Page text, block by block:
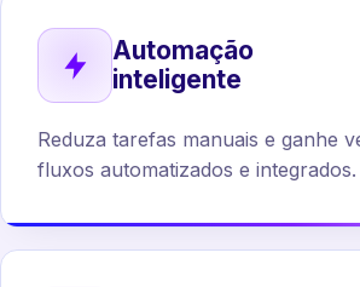
Automação
inteligente
Reduza tarefas manuais e ganhe
fluxos automatizados e integrados.